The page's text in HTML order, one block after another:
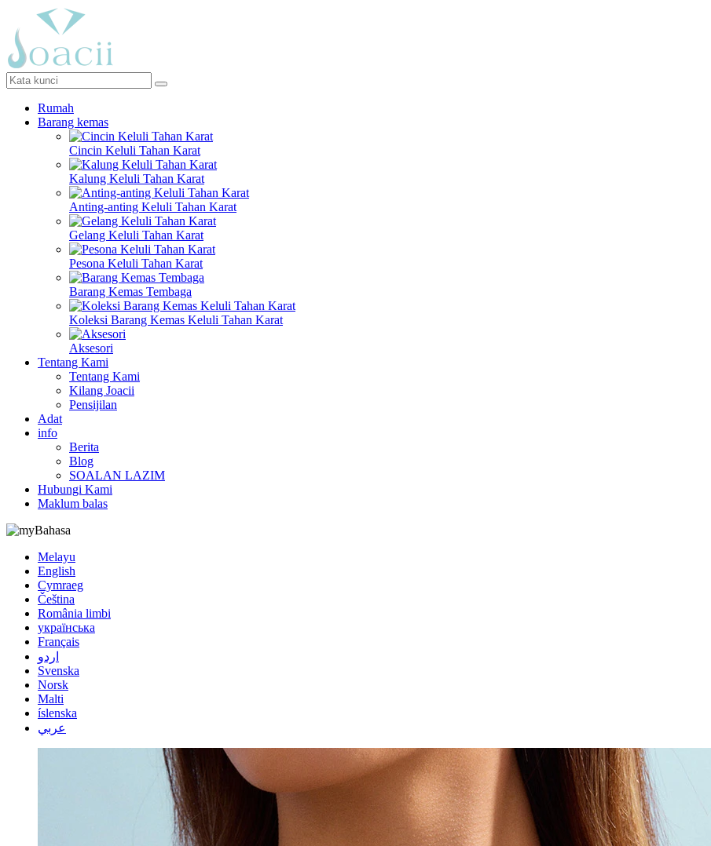
Rumah
Barang kemas
Cincin Keluli Tahan Karat
Kalung Keluli Tahan Karat
Anting-anting Keluli Tahan Karat
Gelang Keluli Tahan Karat
Pesona Keluli Tahan Karat
Barang Kemas Tembaga
Koleksi Barang Kemas Keluli Tahan Karat
Aksesori
Tentang Kami
Tentang Kami
Kilang Joacii
Pensijilan
Adat
info
Berita
Blog
SOALAN LAZIM
Hubungi Kami
Maklum balas
Bahasa
Melayu
English
Cymraeg
Čeština
România limbi
українська
Français
اردو
Svenska
Norsk
Malti
íslenska
عربي